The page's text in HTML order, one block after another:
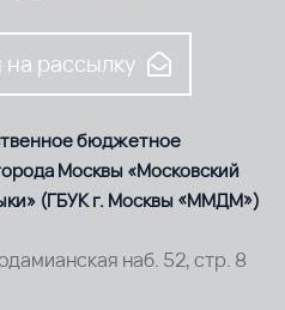
на рассылку
бюджетное
Москвы «Московский
(ГБУК г. Москвы «ММДМ»)
наб. 52, стр. 8